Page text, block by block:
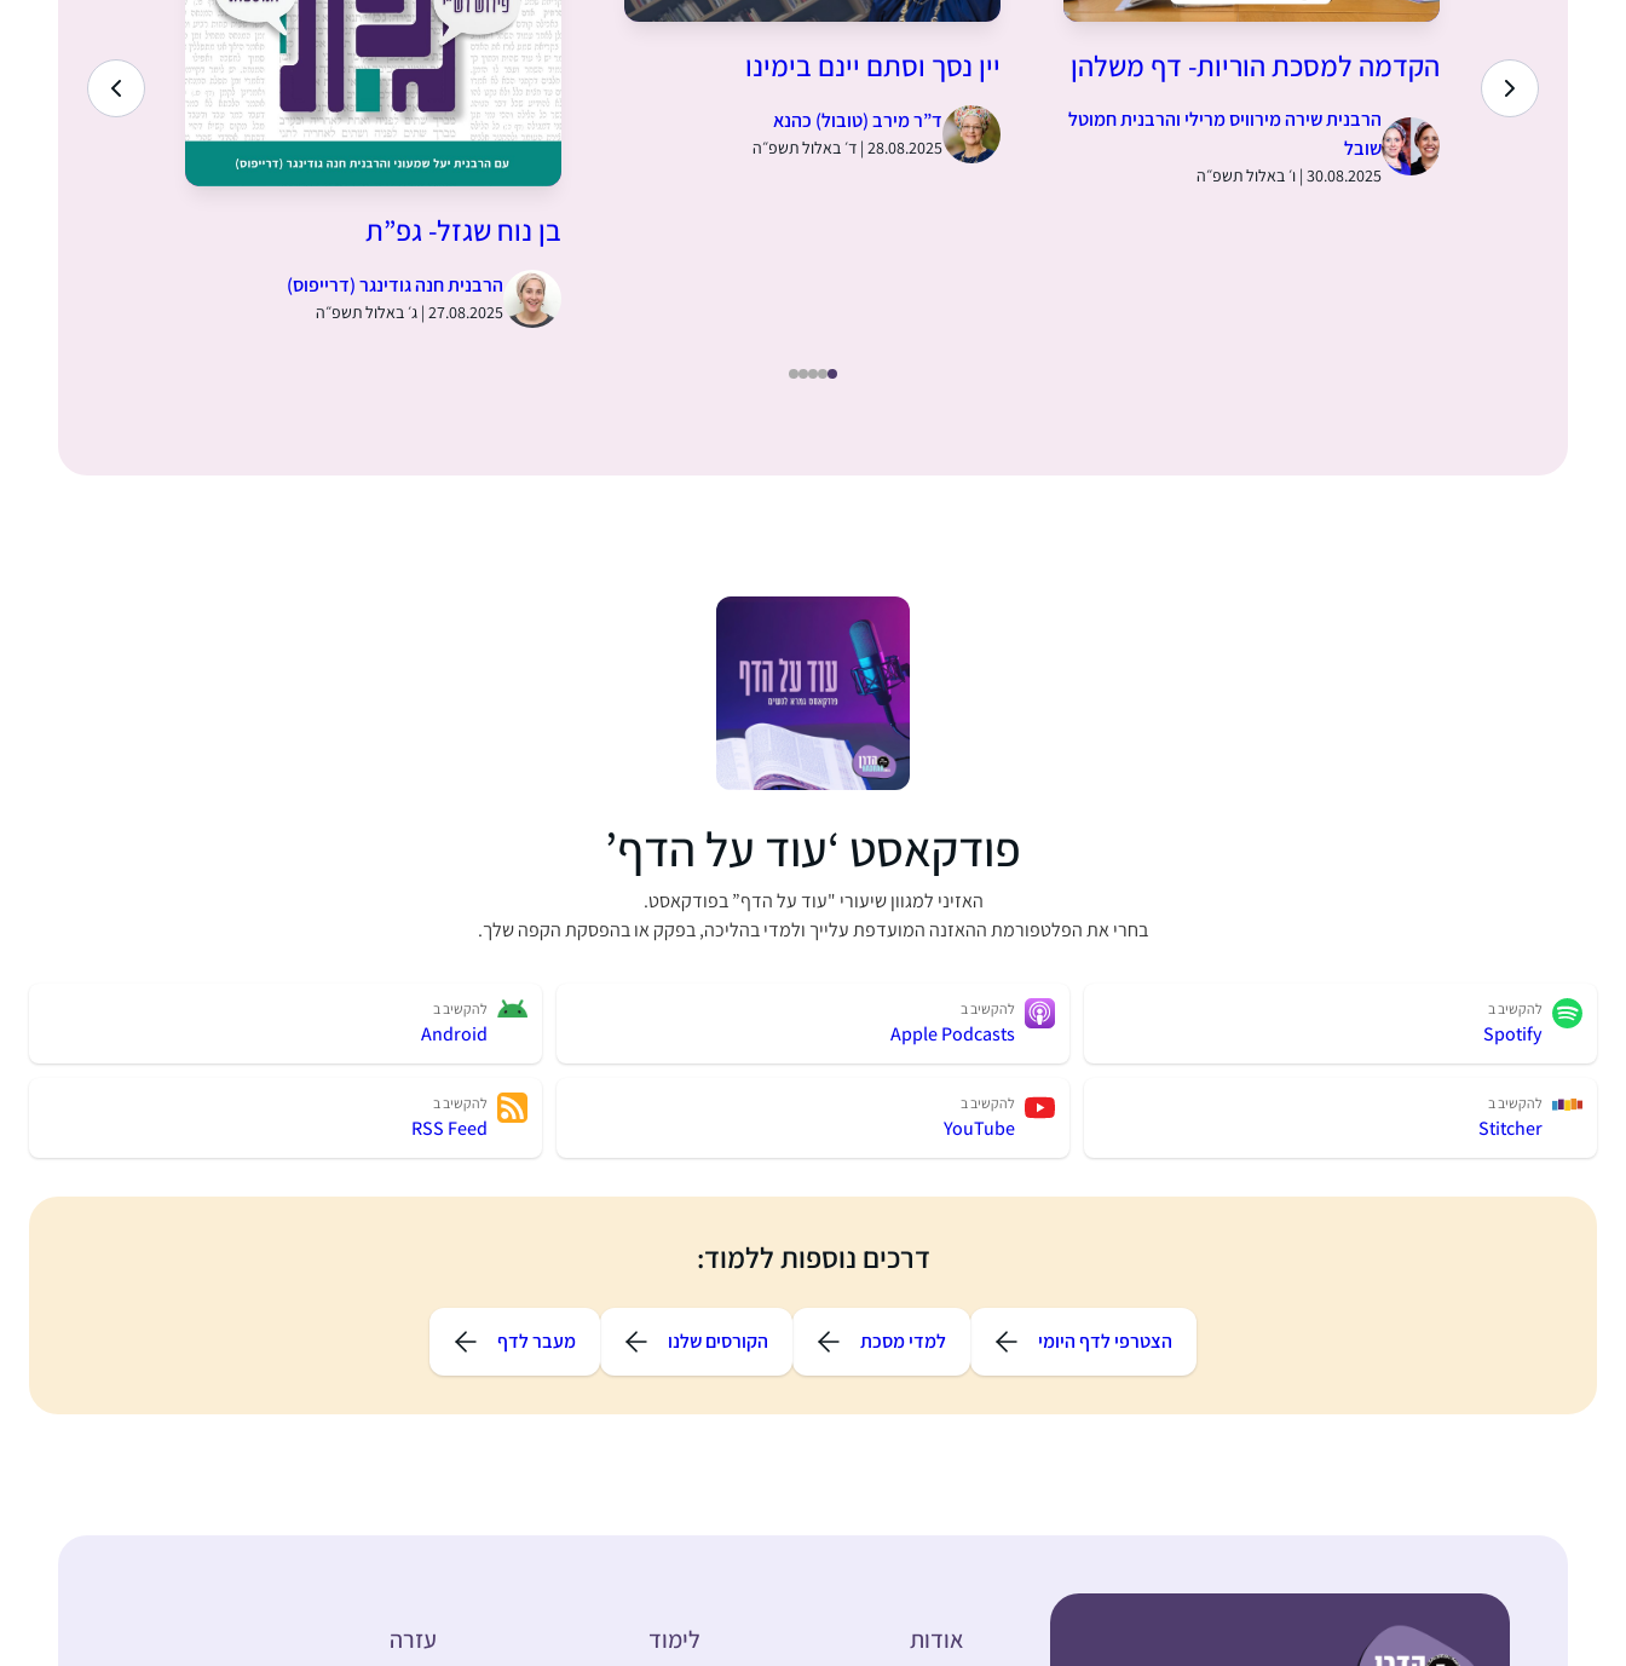
הקדמה למסכת הוריות- דף משלהן
הרבנית שירה מירוויס מרילי והרבנית חמוטל
שובל
30.08.2025 | ו׳ באלול תשפ״ה
יין נסך וסתם יינם בימינו
ד”ר מירב (טובול) כהנא
28.08.2025 | ד׳ באלול תשפ״ה
בן נוח שגזל- גפ”ת
הרבנית חנה גודינגר (דרייפוס)
27.08.2025 | ג׳ באלול תשפ״ה
פודקאסט ‘עוד על הדף’
האזיני למגוון שיעורי "עוד על הדף” בפודקאסט.
בחרי את הפלטפורמת ההאזנה המועדפת עלייך ולמדי בהליכה, בפקק או בהפסקת הקפה שלך.
להקשיב ב
Spotify
להקשיב ב
Apple Podcasts
להקשיב ב
Android
להקשיב ב
Stitcher
להקשיב ב
YouTube
להקשיב ב
RSS Feed
דרכים נוספות ללמוד:
הצטרפי לדף היומי למדי מסכת הקורסים שלנו מעבר לדף
אודות לימוד עזרה